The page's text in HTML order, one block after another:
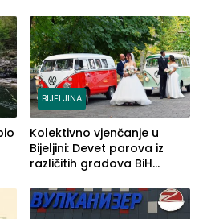
BIJELJINA
Kolektivno vjenčanje u
Bijeljini: Devet parova iz
različitih gradova BiH